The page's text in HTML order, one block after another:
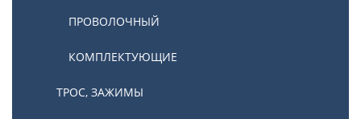
ПРОВОЛОЧНЫЙ
КОМПЛЕКТУЮЩИЕ
ТРОС, ЗАЖИМЫ